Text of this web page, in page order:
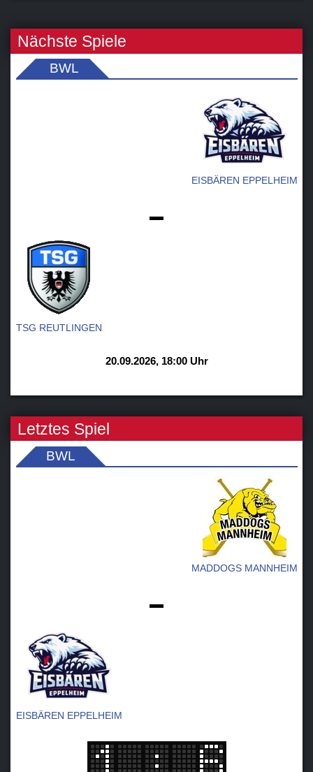
Nächste Spiele
BWL
EISBÄREN EPPELHEIM
TSG REUTLINGEN
20.09.2026, 18:00 Uhr
Letztes Spiel
BWL
MADDOGS MANNHEIM
-
EISBÄREN EPPELHEIM